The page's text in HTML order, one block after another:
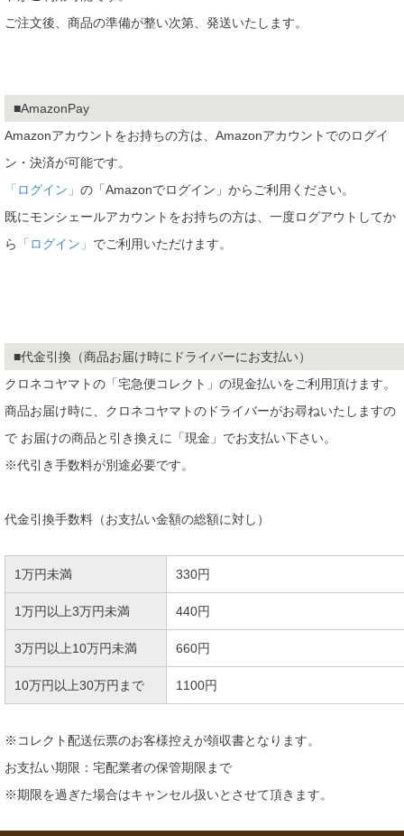
ご注文後、商品の準備が整い次第、発送いたします。
■AmazonPay
Amazonアカウントをお持ちの方は、Amazonアカウントでのログイ
ン・決済が可能です。
「ログイン」 の「Amazonでログイン」からご利用ください。
既にモンシェールアカウントをお持ちの方は、一度ログアウトしてか
ら
「ログイン」 でご利用いただけます。
■代金引換（商品お届け時にドライバーにお支払い）
クロネコヤマトの「宅急便コレクト」の現金払いをご利用頂けます。
商品お届け時に、クロネコヤマトのドライバーがお尋ねいたしますの
で お届けの商品と引き換えに「現金」でお支払い下さい。
※代引き手数料が別途必要です。
代金引換手数料（お支払い金額の総額に対し）
1万円未満 330円
1万円以上3万円未満 440円
3万円以上10万円未満 660円
10万円以上30万円まで 1100円
※コレクト配送伝票のお客様控えが領収書となります。
お支払い期限：宅配業者の保管期限まで
※期限を過ぎた場合はキャンセル扱いとさせて頂きます。